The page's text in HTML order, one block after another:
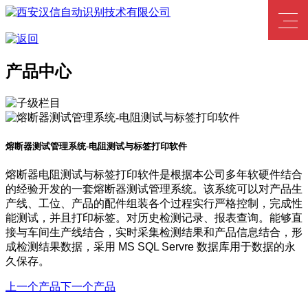
产品中心
熔断器测试管理系统-电阻测试与标签打印软件
熔断器电阻测试与标签打印软件是根据本公司多年软硬件结合
的经验开发的一套熔断器测试管理系统。该系统可以对产品生
产线、工位、产品的配件组装各个过程实行严格控制，完成性
能测试，并且打印标签。对历史检测记录、报表查询。能够直
接与车间生产线结合，实时采集检测结果和产品信息结合，形
成检测结果数据，采用 MS SQL Servre 数据库用于数据的永
久保存。
上一个产品下一个产品